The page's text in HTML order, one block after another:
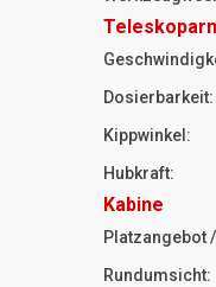
Dosierbarkeit:
Kippwinkel:
Hubkraft:
Kabine
Platzangebot
Rundumsicht: